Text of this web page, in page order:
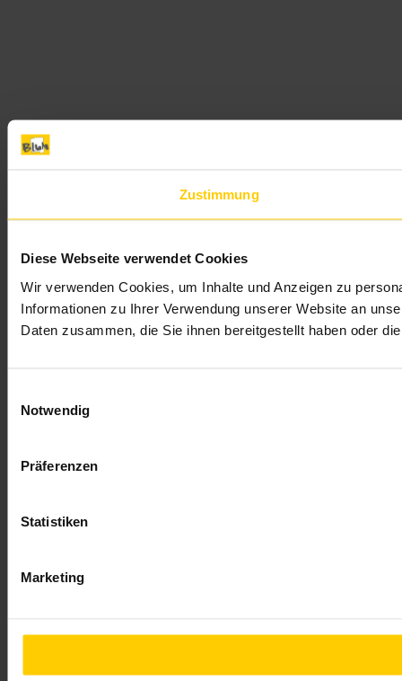
Zustimmung
Diese Webseite verwendet Cookies
Wir verwenden Cookies, um Inhalte und Anzeigen zu
Informationen zu Ihrer Verwendung unserer Website an
Daten zusammen, die Sie ihnen bereitgestellt haben oder
Notwendig
Präferenzen
Statistiken
Marketing